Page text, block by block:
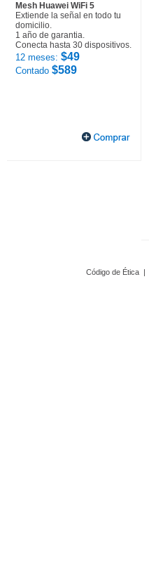
Mesh Huawei WiFi 5
Extiende la señal en todo tu
domicilio.
1 año de garantia.
Conecta hasta 30 dispositivos.
12 meses: $49
Contado $589
Código de Ética |